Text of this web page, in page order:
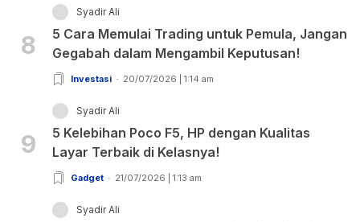
8
Syadir Ali
5 Cara Memulai Trading untuk Pemula, Jangan
Gegabah dalam Mengambil Keputusan!
Investasi 20/07/2026 | 1:14 am
9
Syadir Ali
5 Kelebihan Poco F5, HP dengan Kualitas
Layar Terbaik di Kelasnya!
Gadget 21/07/2026 | 1:13 am
Syadir Ali